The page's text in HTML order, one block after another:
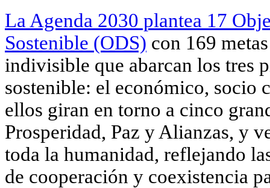
La Agenda 2030 plantea 17
Sostenible (ODS) con 169
indivisible que abarcan los tres
sostenible: el económico, socio
ellos giran en torno a cinco
Prosperidad, Paz y Alianzas, y
toda la humanidad, reflejando
de cooperación y coexistencia